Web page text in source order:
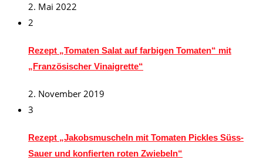
2. Mai 2022
2
Rezept „Tomaten Salat auf farbigen Tomaten“ mit
„Französischer Vinaigrette“
2. November 2019
3
Rezept „Jakobsmuscheln mit Tomaten Pickles Süss-
Sauer und konfierten roten Zwiebeln“